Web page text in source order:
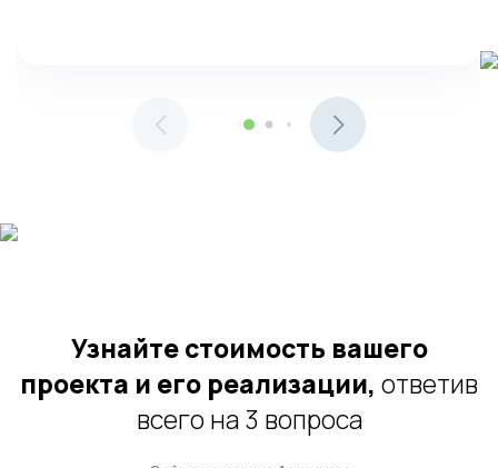
Узнайте стоимость вашего
проекта и его реализации, ответив
всего на 3 вопроса